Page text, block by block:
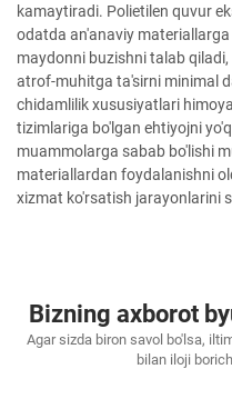
kamaytiradi. Polietilen quvur
odatda an'anaviy
maydonni buzishni talab
atrof-muhitga ta'sirni minimal
chidamlilik xususiyatlari
tizimlariga bo'lgan ehtiyojni
muammolarga sabab bo'lishi
materiallardan foydalanishni
xizmat ko'rsatish jarayonlarini
Bizning axborot
Agar sizda biron savol bo'lsa,
bilan iloji